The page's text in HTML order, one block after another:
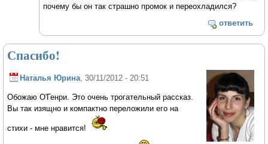
почему бы он так страшно промок и переохладился?
ответить
Спасибо!
Наталья Юрина , 30/11/2012 - 20:51
Обожаю О'Генри. Это очень трогательный рассказ.
Вы так изящно и компактно переложили его на
стихи - мне нравится!